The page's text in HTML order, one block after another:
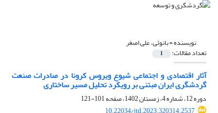
نویسنده =بانوئی، علی اصغر
تعداد مقالات: 1
آثار اقتصادی و اجتماعی شیوع ویروس کرونا در صادرات صنعت
گردشگری ایران مبتنی بر رویکرد تحلیل مسیر ساختاری
دوره 12، شماره 4، زمستان 1402، صفحه
101-121